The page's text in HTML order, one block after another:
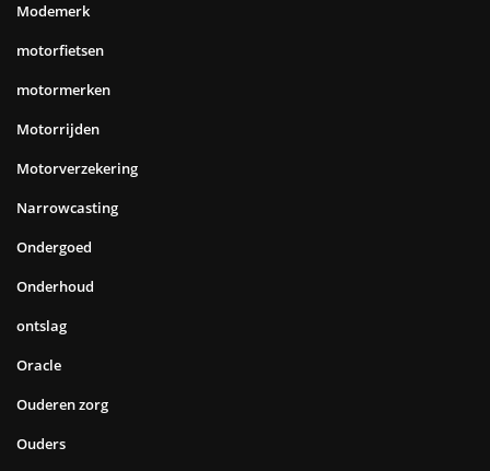
Modemerk
motorfietsen
motormerken
Motorrijden
Motorverzekering
Narrowcasting
Ondergoed
Onderhoud
ontslag
Oracle
Ouderen zorg
Ouders